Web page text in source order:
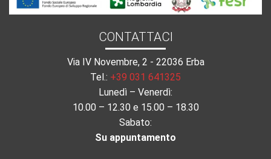
CONTATTACI
Via IV Novembre, 2 - 22036 Erba
Tel.: +39 031 641325
Lunedì – Venerdì:
10.00 – 12.30 e 15.00 – 18.30
Sabato:
Su appuntamento